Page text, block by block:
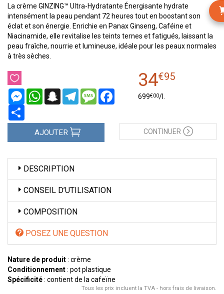
La crème GINZING™ Ultra-Hydratante Énergisante hydrate
intensément la peau pendant 72 heures tout en boostant son
éclat et son énergie. Enrichie en Panax Ginseng, Caféine et
Niacinamide, elle revitalise les teints ternes et fatigués, laissant la
peau fraîche, nourrie et lumineuse, idéale pour les peaux normales
à très sèches.
MessengerWhatsAppSnapchatTelegramMessageFacebook
34€95
699€00/
AJOUTER CONTINUER
DESCRIPTION
CONSEIL D’UTILISATION
COMPOSITION
POSEZ UNE QUESTION
Nature de produit: crème
Conditionnement: pot plastique
Spécificité: contient de la cafeïne
Tous les prix incluent la TVA - hors frais de livraison.